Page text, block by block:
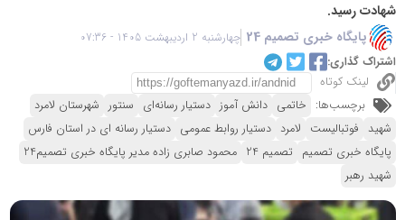
شهادت رسید.
پایگاه خبری تصمیم 24
چهارشنبه 2 اردیبهشت 1405 - 07:36
اشتراک گذاری:
لینک کوتاه
برچسب‌ها: خاتمی دانش آموز دستیار رسانه‌ای سنتور شهرستان لامرد
شهید فوتبالیست لامرد دستیار روابط عمومی دستیار رسانه ای در استان فارس
پایگاه خبری تصمیم تصمیم 24
محمود صابری زاده مدیر پایگاه خبری تصمیم24
شهید رهبر